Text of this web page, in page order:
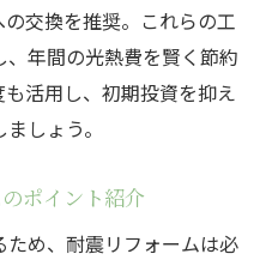
交換を推奨。これらの工
年間の光熱費を賢く節約
活用し、初期投資を抑え
しょう。
ポイント紹介
め、耐震リフォームは必